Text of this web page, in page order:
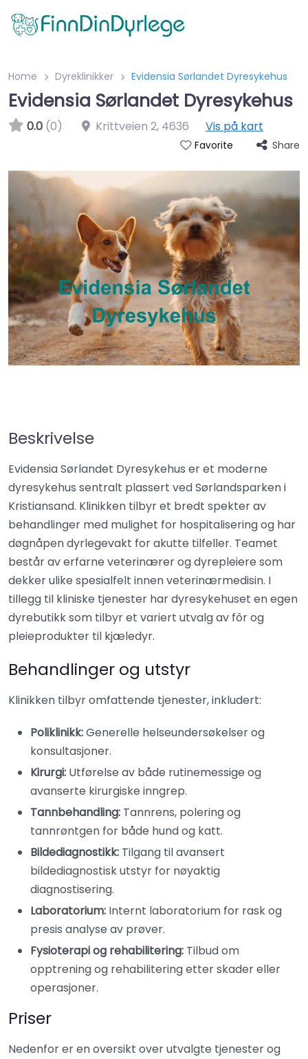
Home Dyreklinikker Evidensia Sørlandet Dyresykehus
Evidensia Sørlandet Dyresykehus
0.0 (0) Krittveien 2, 4636 Vis på kart
Favorite Share
Beskrivelse
Evidensia Sørlandet Dyresykehus er et moderne
dyresykehus sentralt plassert ved Sørlandsparken i
Kristiansand. Klinikken tilbyr et bredt spekter av
behandlinger med mulighet for hospitalisering og har
døgnåpen dyrlegevakt for akutte tilfeller. Teamet
består av erfarne veterinærer og dyrepleiere som
dekker ulike spesialfelt innen veterinærmedisin. I
tillegg til kliniske tjenester har dyresykehuset en egen
dyrebutikk som tilbyr et variert utvalg av fôr og
pleieprodukter til kjæledyr.
Behandlinger og utstyr
Klinikken tilbyr omfattende tjenester, inkludert:​
Poliklinikk:Generelle helseundersøkelser og
konsultasjoner.​
Kirurgi: Utførelse av både rutinemessige og
avanserte kirurgiske inngrep.​
Tannbehandling: Tannrens, polering og
tannrøntgen for både hund og katt.​
Bildediagnostikk: Tilgang til avansert
bildediagnostisk utstyr for nøyaktig
diagnostisering.​
Laboratorium: Internt laboratorium for rask og
presis analyse av prøver.​
Fysioterapi og rehabilitering: Tilbud om
opptrening og rehabilitering etter skader eller
operasjoner.​
Priser
Nedenfor er en oversikt over utvalgte tjenester og